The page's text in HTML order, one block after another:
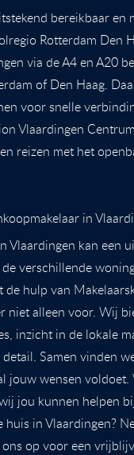
bereikbaar en
Rotterdam Den
via de A4 en A20
of Den Haag.
voor snelle
Vlaardingen
reizen met het
in
Vlaardingen kan een
verschillende
de hulp van
niet alleen voor. Wij
inzicht in de lokale
Samen vinden
jouw wensen voldoet.
jou kunnen helpen
in Vlaardingen?
op voor een